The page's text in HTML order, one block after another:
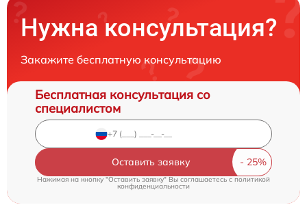
Нужна консультация?
Закажите бесплатную консультацию
Бесплатная консультация со
специалистом
Оставить заявку
Нажимая на кнопку "Оставить заявку" Вы соглашаетесь cполитикой
конфиденциальности